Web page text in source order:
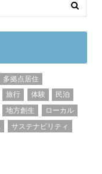
多拠点居住
旅行 体験
民泊
地方創生
ローカル
サステナビリティ